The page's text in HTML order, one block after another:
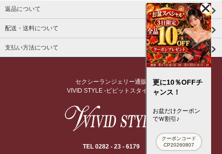
返品について
配送・送料について
支払い方法について
セクシーランジェリー通販
VIVID STYLE -ビビットスタイル-
TEL 0282 - 23 - 6179
更に10％OFFチ
ャンス！
お盆だけクーポン
でＷ割引♪
クーポンコード
CP20260807